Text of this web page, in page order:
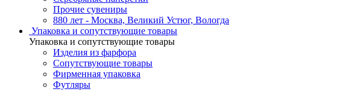
Прочие сувениры
880 лет - Москва, Великий Устюг, Вологда
Упаковка и сопутствующие товары
Упаковка и сопутствующие товары
Изделия из фарфора
Сопутствующие товары
Фирменная упаковка
Футляры